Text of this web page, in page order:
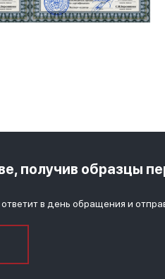
получив образцы
в день обращения и